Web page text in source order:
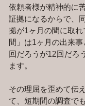
依頼者様が精神的に
証拠になるからで、
拠が1ヶ月の間に取れ
間」は1ヶ月の出来
回だろうが12回だろ
ます。
その理屈を歪めて伝
て、短期間の調査で